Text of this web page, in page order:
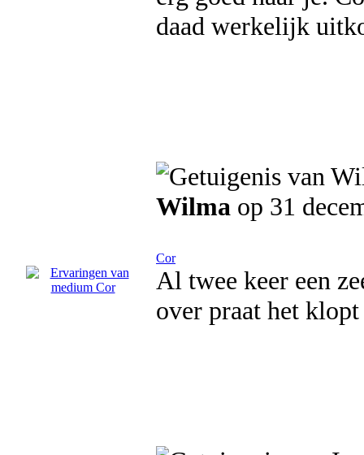
daad werkelijk
Wilma op 31
Cor
Al twee keer een
over praat het